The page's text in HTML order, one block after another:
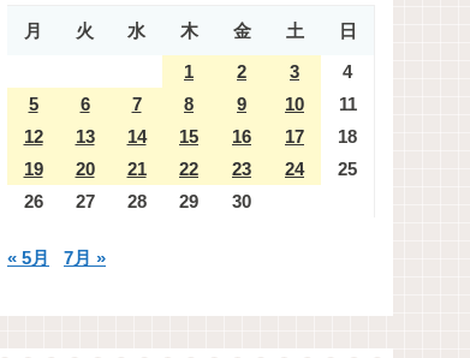
月 火 水 木 金 土
日
1
2 3
4
5
6 7 8 9 10
11
12
13 14 15 16 17
18
19
20 21 22 23 24
25
26
27 28 29 30
« 5月 7月 »